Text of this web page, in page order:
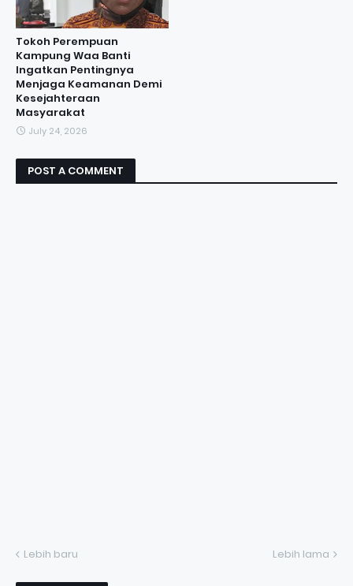
Tokoh Perempuan
Kampung Waa Banti
Ingatkan Pentingnya
Menjaga Keamanan Demi
Kesejahteraan
Masyarakat
July 24, 2026
POST A COMMENT
Lebih baru Lebih lama